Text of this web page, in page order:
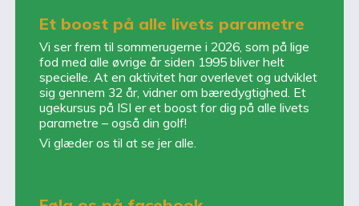
Et boost på alle livets parametre
Vi ser frem til sommerugerne i 2026, som på lige
fod med alle øvrige år siden 1995 bliver helt
specielle. At en aktivitet har overlevet og udviklet
sig gennem 32 år, vidner om bæredygtighed. Et
ugekursus på ISI er et boost for dig på alle livets
parametre – også din golf!
Vi glæder os til at se jer alle.